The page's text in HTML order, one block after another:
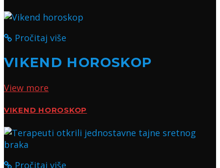
Pročitaj više
VIKEND HOROSKOP
View more
VIKEND HOROSKOP
Pročitaj više